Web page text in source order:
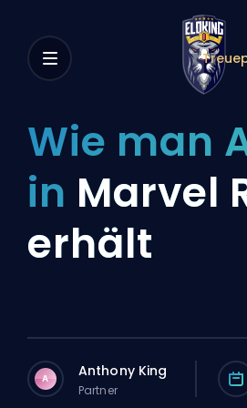
Wie man
in Marvel
erhält
A Anthony King
Partner